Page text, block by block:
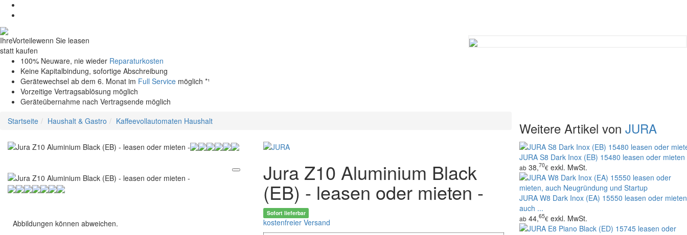
IhreVorteilewenn Sie leasen
statt kaufen
100% Neuware, nie wieder Reparaturkosten
Keine Kapitalbindung, sofortige Abschreibung
Gerätewechsel ab dem 6. Monat im Full Service möglich *¹
Vorzeitige Vertragsablösung möglich
Geräteübernahme nach Vertragsende möglich
Startseite
Haushalt & Gastro Kaffeevollautomaten Haushalt
Abbildungen können abweichen.
Jura Z10 Aluminium Black
(EB) - leasen oder mieten -
Sofort lieferbar
kostenfreier Versand
Weitere Artikel von JURA
JURA S8 Dark Inox (EB) 15480 leasen oder mieten
ab38,70€ exkl. MwSt.
JURA W8 Dark Inox (EA) 15550 leasen oder
auch ...
ab44,65€ exkl. MwSt.